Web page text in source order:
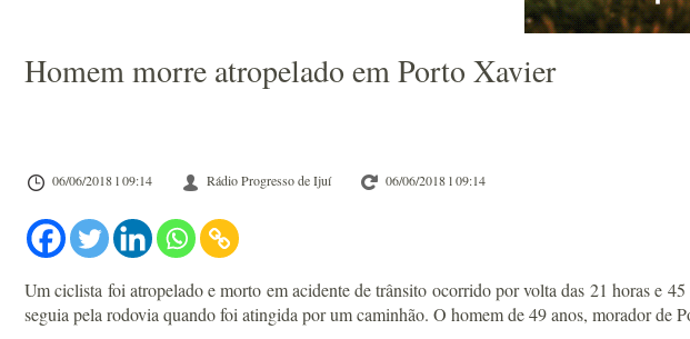
Homem morre atropelado em Porto Xavier
06/06/2018 l 09:14 Rádio Progresso de Ijuí 06/06/2018 l 09:14
Um ciclista foi atropelado e morto em acidente de trânsito ocorrido por volta das 21 horas e
seguia pela rodovia quando foi atingida por um caminhão. O homem de 49 anos, morador de